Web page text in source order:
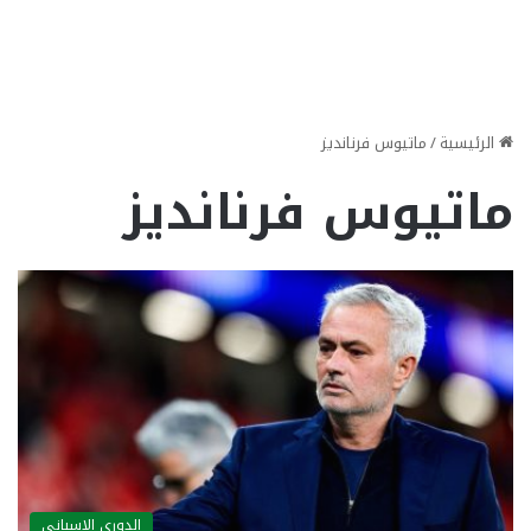
الرئيسية/ماتيوس فرنانديز
ماتيوس فرنانديز
الدوري الاسباني